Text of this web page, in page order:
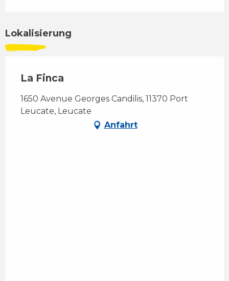
Lokalisierung
La Finca
1650 Avenue Georges Candilis, 11370 Port
Leucate, Leucate
Anfahrt